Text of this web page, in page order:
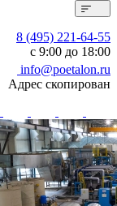
8 (495) 221-64-55
с 9:00 до 18:00
info@poetalon.ru
Адрес скопирован